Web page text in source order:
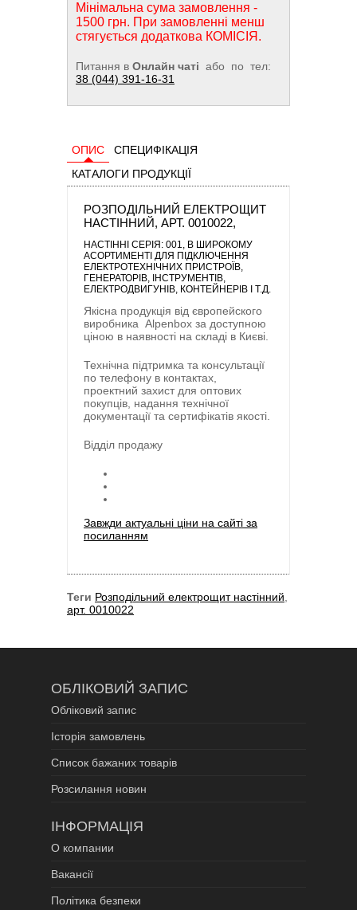
Мінімальна сума замовлення -
1500 грн. При замовленні менш
стягується додаткова КОМІСІЯ.
Питання в Онлайн чаті або по тел:
38 (044) 391-16-31
ОПИС
СПЕЦИФІКАЦІЯ
КАТАЛОГИ ПРОДУКЦІЇ
РОЗПОДІЛЬНИЙ ЕЛЕКТРОЩИТ
НАСТІННИЙ, АРТ. 0010022,
НАСТІННІ СЕРІЯ: 001, В ШИРОКОМУ
АСОРТИМЕНТІ ДЛЯ ПІДКЛЮЧЕННЯ
ЕЛЕКТРОТЕХНІЧНИХ ПРИСТРОЇВ,
ГЕНЕРАТОРІВ, ІНСТРУМЕНТІВ,
ЕЛЕКТРОДВИГУНІВ, КОНТЕЙНЕРІВ І Т.Д.
Якісна продукція від європейского
виробника Alpenbox за доступною
ціною в наявності на складі в Києві.
Технічна підтримка та консультації
по телефону в контактах,
проектний захист для оптових
покупців, надання технічної
документації та сертифікатів якості.
Відділ продажу
Завжди актуальні ціни на сайті за
посиланням
Теги Розподільний електрощит настінний
арт. 0010022
ОБЛІКОВИЙ ЗАПИС
Обліковий запис
Історія замовлень
Список бажаних товарів
Розсилання новин
ІНФОРМАЦІЯ
О компании
Вакансії
Політика безпеки